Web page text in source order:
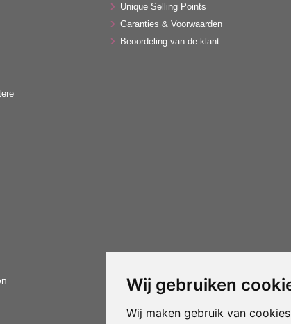
Wij gebruiken
Wij maken gebruik van
Unique Selling Points
Garanties & Voorwaarden
Beoordeling van de klant
Gebruik van deze site betekent dat u de